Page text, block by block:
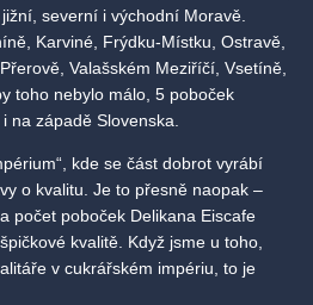
severní i východní Moravě.
Karviné, Frýdku-Místku, Ostravě,
Valašském Meziříčí, Vsetíně,
toho nebylo málo, 5 poboček
na západě Slovenska.
kde se část dobrot vyrábí
o kvalitu. Je to přesně naopak –
počet poboček Delikana Eiscafe
kvalitě. Když jsme u toho,
v cukrářském impériu, to je